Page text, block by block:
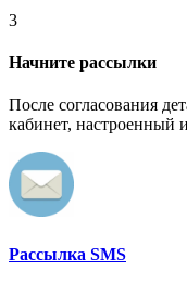
3
Начните рассылки
После согласования
кабинет, настроенный
Рассылка SMS